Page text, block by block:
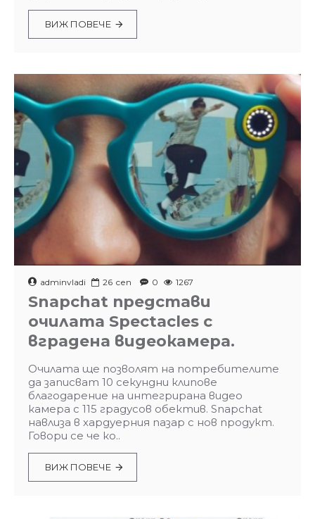
ВИЖ ПОВЕЧЕ
adminvladi 26 сеп 0 1267
Snapchat представи
очилата Spectacles с
вградена видеокамера.
Очилата ще позволят на потребителите
да записват 10 секундни клипове
благодарение на интегрирана видео
камера с 115 градусов обектив. Snapchat
навлиза в хардуерния пазар с нов продукт.
Говори се че ко..
ВИЖ ПОВЕЧЕ